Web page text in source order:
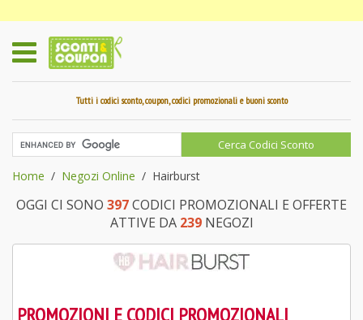
Tutti i codici sconto, coupon, codici promozionali e buoni sconto
Home Negozi Online Hairburst
OGGI CI SONO 397CODICI PROMOZIONALI E OFFERTE
ATTIVE DA 239NEGOZI
PROMOZIONI E CODICI PROMOZIONALI